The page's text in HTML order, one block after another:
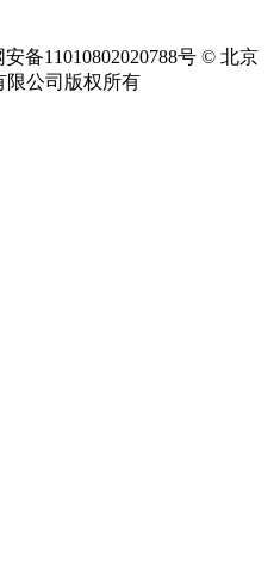
备11010802020788号 © 北京
限公司版权所有